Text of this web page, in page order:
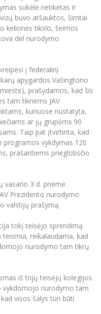
ansamblis (vadovas Artūras
savišvietos būdu įgytų
ir pripažinimas
praktikoms (SMP)
institutas
studijų centras
ir technologijų (HET)
renginiai
studijų centras
institutas
poreikiai
MPA
studijos
vykdymui)
tobulinimui)
paštas
sukėlė netikėtas ir
buvo atšauktos, šimtai
kelionės tikslo, šeimos
dėl nurodymo
į federalinį
apygardos Vašingtono
prašydamos, kad šis
tam tikriems JAV
kuriuose nustatyta,
ar jų grupėms 90
Taip pat įtvirtinta, kad
programos vykdymas 120
prašantiems prieglobsčio
vasario 3 d. priėmė
Prezidento nurodymo
valstijų prašymą.
tokį teisėjo sprendimą
reikalaudama, kad
nurodymo tam tikrų
iš trijų teisėjų kolegijos
vykdomojo nurodymo tam
visos šalys turi būti